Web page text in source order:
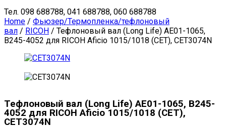
Тел. 098 688788, 041 688788, 060 688788
Home / Фьюзер/Термопленка/тефлоновый
вал / RICOH / Тефлоновый вал (Long Life) AE01-1065,
B245-4052 для RICOH Aficio 1015/1018 (CET), CET3074N
Тефлоновый вал (Long Life) AE01-1065, B245-
4052 для RICOH Aficio 1015/1018 (CET),
CET3074N